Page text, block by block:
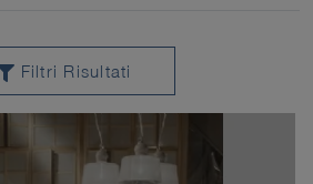
Filtri Risultati